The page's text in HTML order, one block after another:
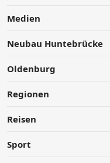
Medien
Neubau Huntebrücke
Oldenburg
Regionen
Reisen
Sport